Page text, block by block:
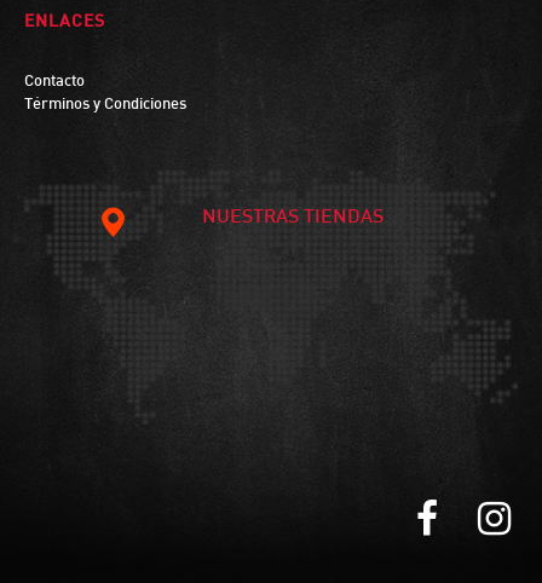
ENLACES
Contacto
Términos y Condiciones
NUESTRAS TIENDAS